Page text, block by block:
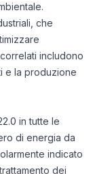
che
includono
e la produzione
in tutte le
di energia da
indicato
dei